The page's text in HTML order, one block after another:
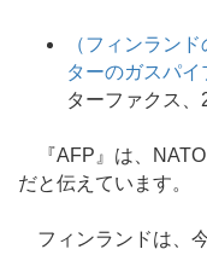
（フィンラン
ターのガスパイ
ターファクス、
『AFP』は、NATO
だと伝えています。
フィンランドは、